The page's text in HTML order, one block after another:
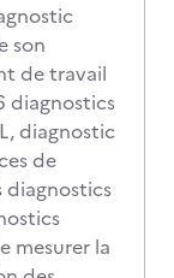
son
de travail
diagnostics
diagnostic
de
diagnostics
mesurer la